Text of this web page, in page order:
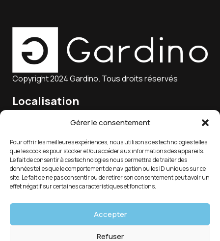
Gérer le consentement
Pour offrir les meilleures expériences, nous utilisons des technologies telles
que les cookies pour stocker et/ou accéder aux informations des appareils.
Le fait de consentir à ces technologies nous permettra de traiter des
données telles que le comportement de navigation ou les ID uniques sur ce
site. Le fait de ne pas consentir ou de retirer son consentement peut avoir un
effet négatif sur certaines caractéristiques et fonctions.
Accepter
Refuser
Copyright 2024 Gardino. Tous droits réservés
Localisation
15 Rue Charles Marie Lagier, 25300 Pontarlier, France
Email
service-client@gardino.fr